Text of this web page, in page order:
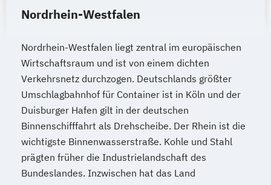
Nordrhein-Westfalen
Nordrhein-Westfalen liegt zentral im europäischen
Wirtschaftsraum und ist von einem dichten
Verkehrsnetz durchzogen. Deutschlands größter
Umschlagbahnhof für Container ist in Köln und der
Duisburger Hafen gilt in der deutschen
Binnenschifffahrt als Drehscheibe. Der Rhein ist die
wichtigste Binnenwasserstraße. Kohle und Stahl
prägten früher die Industrielandschaft des
Bundeslandes. Inzwischen hat das Land